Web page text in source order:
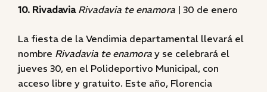
10. Rivadavia Rivadavia te enamora | 30 de enero
La fiesta de la Vendimia departamental llevará el
nombre Rivadavia te enamora y se celebrará el
jueves 30, en el Polideportivo Municipal, con
acceso libre y gratuito. Este año, Florencia